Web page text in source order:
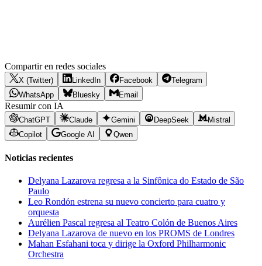
Compartir en redes sociales
X (Twitter) LinkedIn Facebook
Telegram
WhatsApp
Bluesky Email
Resumir con IA
ChatGPT Claude Gemini DeepSeek
Mistral
Copilot
Google AI Qwen
Noticias recientes
Delyana Lazarova regresa a la Sinfônica do Estado de São
Paulo
Leo Rondón estrena su nuevo concierto para cuatro y
orquesta
Aurélien Pascal regresa al Teatro Colón de Buenos Aires
Delyana Lazarova de nuevo en los PROMS de Londres
Mahan Esfahani toca y dirige la Oxford Philharmonic
Orchestra